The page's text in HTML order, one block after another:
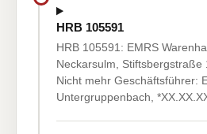
HRB 105591
HRB 105591: EMRS
Neckarsulm, Stiftsbergstraße
Nicht mehr Geschäftsführer:
Untergruppenbach,